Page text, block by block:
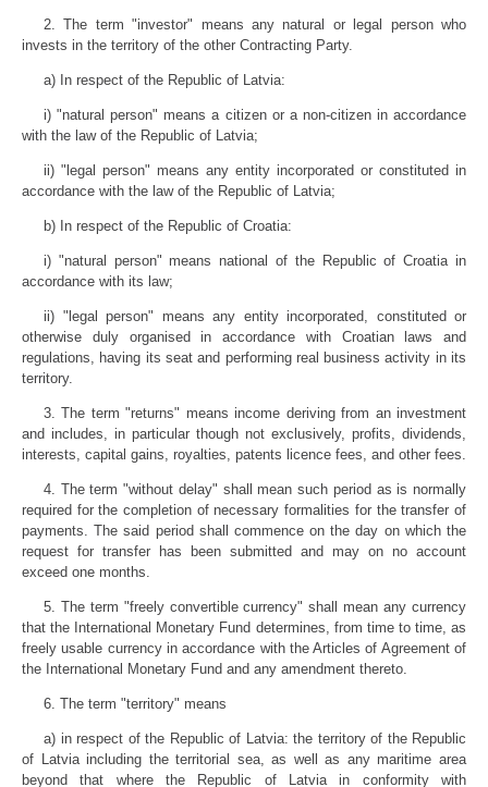
2. The term "investor" means any natural or legal person who
invests in the territory of the other Contracting Party.
a) In respect of the Republic of Latvia:
i) "natural person" means a citizen or a non-citizen in accordance
with the law of the Republic of Latvia;
ii) "legal person" means any entity incorporated or constituted in
accordance with the law of the Republic of Latvia;
b) In respect of the Republic of Croatia:
i) "natural person" means national of the Republic of Croatia in
accordance with its law;
ii) "legal person" means any entity incorporated, constituted or
otherwise duly organised in accordance with Croatian laws and
regulations, having its seat and performing real business activity in its
territory.
3. The term "returns" means income deriving from an investment
and includes, in particular though not exclusively, profits, dividends,
interests, capital gains, royalties, patents licence fees, and other fees.
4. The term "without delay" shall mean such period as is normally
required for the completion of necessary formalities for the transfer of
payments. The said period shall commence on the day on which the
request for transfer has been submitted and may on no account
exceed one months.
5. The term "freely convertible currency" shall mean any currency
that the International Monetary Fund determines, from time to time, as
freely usable currency in accordance with the Articles of Agreement of
the International Monetary Fund and any amendment thereto.
6. The term "territory" means
a) in respect of the Republic of Latvia: the territory of the Republic
of Latvia including the territorial sea, as well as any maritime area
beyond that where the Republic of Latvia in conformity with